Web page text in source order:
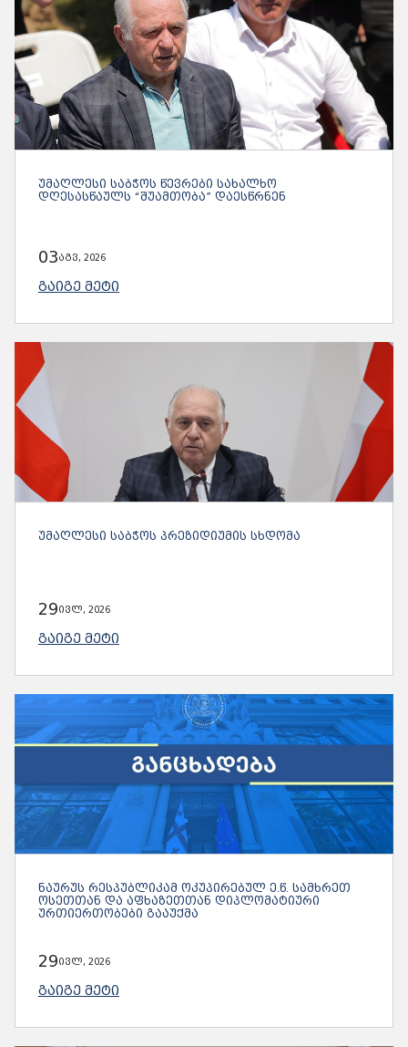
ᲣᲛᲐᲦᲚᲔᲡᲘ ᲡᲐᲑᲭᲝᲡ ᲬᲔᲕᲠᲔᲑᲘ ᲡᲐᲮᲐᲚᲮᲝ
ᲓᲦᲔᲡᲐᲡᲬᲐᲣᲚᲡ “ᲨᲣᲐᲛᲗᲝᲑᲐ” ᲓᲐᲔᲡᲬᲠᲜᲔᲜ
03აგვ, 2026
ᲒᲐᲘᲒᲔ ᲛᲔᲢᲘ
ᲣᲛᲐᲦᲚᲔᲡᲘ ᲡᲐᲑᲭᲝᲡ ᲞᲠᲔᲖᲘᲓᲘᲣᲛᲘᲡ ᲡᲮᲓᲝᲛᲐ
29ივლ, 2026
ᲒᲐᲘᲒᲔ ᲛᲔᲢᲘ
ᲜᲐᲣᲠᲣᲡ ᲠᲔᲡᲞᲣᲑᲚᲘᲙᲐᲛ ᲝᲙᲣᲞᲘᲠᲔᲑᲣᲚ Ე.Წ. ᲡᲐᲛᲮᲠᲔᲗ
ᲝᲡᲔᲗᲗᲐᲜ ᲓᲐ ᲐᲤᲮᲐᲖᲔᲗᲗᲐᲜ ᲓᲘᲞᲚᲝᲛᲐᲢᲘᲣᲠᲘ
ᲣᲠᲗᲘᲔᲠᲗᲝᲑᲔᲑᲘ ᲒᲐᲐᲣᲥᲛᲐ
29ივლ, 2026
ᲒᲐᲘᲒᲔ ᲛᲔᲢᲘ